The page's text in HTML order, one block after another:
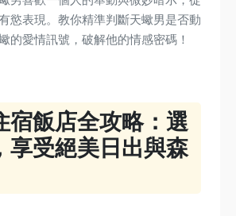
慾表現。教你精準判斷天蠍男是否動
的愛情訊號，破解他的情感密碼！
宿飯店全攻略：選
享受絕美日出與森